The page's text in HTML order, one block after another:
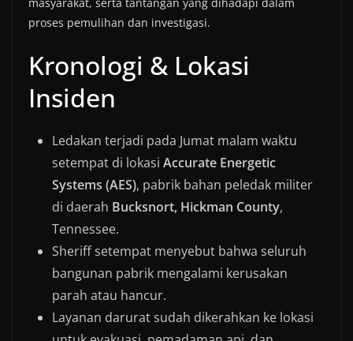
masyarakat, serta tantangan yang dihadapi dalam
proses pemulihan dan investigasi.
Kronologi & Lokasi
Insiden
Ledakan terjadi pada Jumat malam waktu
setempat di lokasi Accurate Energetic
Systems (AES), pabrik bahan peledak militer
di daerah Bucksnort, Hickman County,
Tennessee.
Sheriff setempat menyebut bahwa seluruh
bangunan pabrik mengalami kerusakan
parah atau hancur.
Layanan darurat sudah dikerahkan ke lokasi